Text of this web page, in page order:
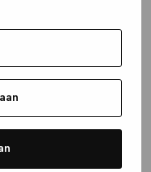
console for more
.